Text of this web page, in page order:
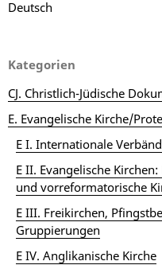
Deutsch
Kategorien
CJ. Christlich-Jüdische
E. Evangelische Kirche/
E I. Internationale
E II. Evangelische
und vorreformatorische
E III. Freikirchen,
Gruppierungen
E IV. Anglikanische Kirche